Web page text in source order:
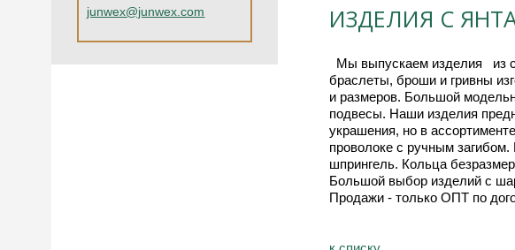
junwex@junwex.com ИЗДЕЛИЯ С
браслеты, броши и гривны
и размеров. Большой
подвесы. Наши изделия
украшения, но в
проволоке с ручным
шпрингель. Кольца
Большой выбор изделий с
Продажи - только ОПТ по